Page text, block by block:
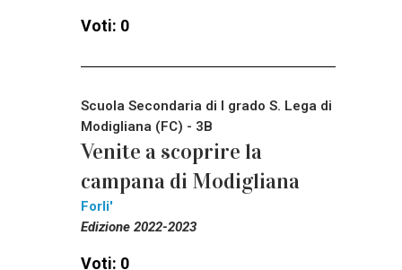
Voti: 0
Scuola Secondaria di I grado S. Lega di
Modigliana (FC) - 3B
Venite a scoprire la
campana di Modigliana
Forli'
Edizione 2022-2023
Voti: 0